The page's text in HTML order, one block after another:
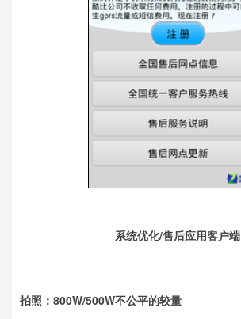
系统优化/售后应用客户端
拍照：800W/500W不公平的较量